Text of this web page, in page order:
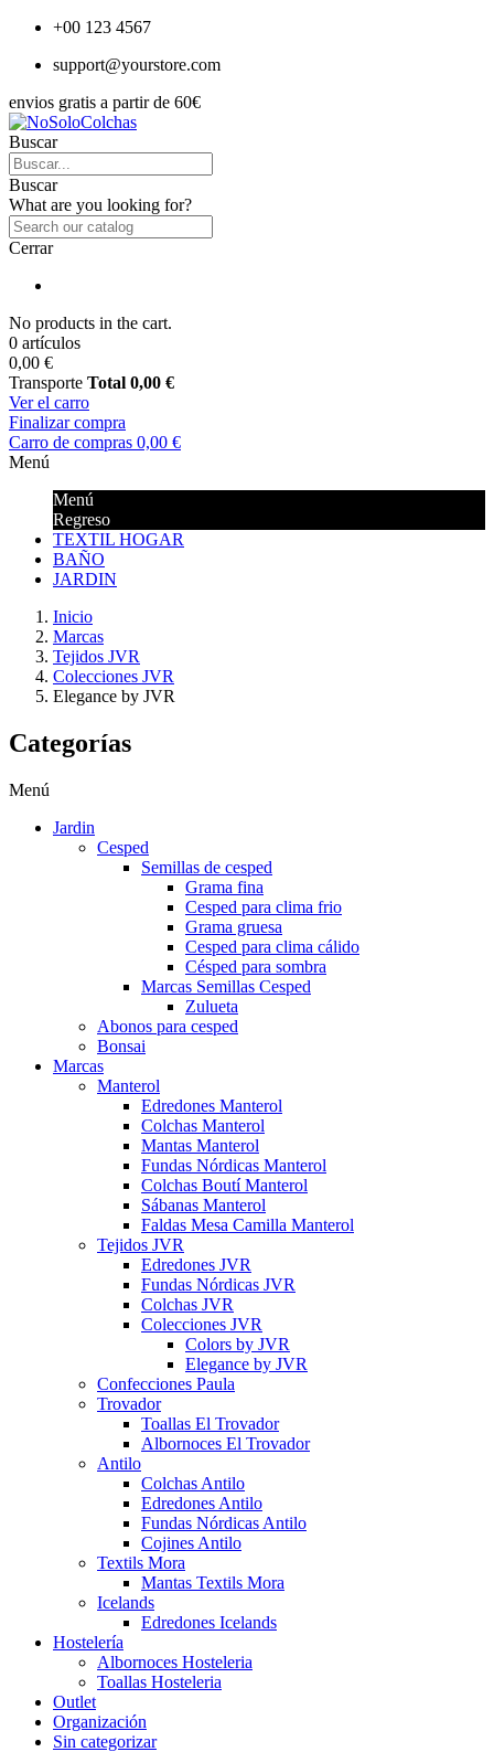
+00 123 4567
support@yourstore.com
envios gratis a partir de 60€
Buscar
Buscar
What are you looking for?
Cerrar
No products in the cart.
0 artículos
0,00 €
Transporte Total 0,00 €
Ver el carro
Finalizar compra
Carro de compras 0,00 €
Menú
Menú
Regreso
TEXTIL HOGAR
BAÑO
JARDIN
Inicio
Marcas
Tejidos JVR
Colecciones JVR
Elegance by JVR
Categorías
Menú
Jardin
Cesped
Semillas de cesped
Grama fina
Cesped para clima frio
Grama gruesa
Cesped para clima cálido
Césped para sombra
Marcas Semillas Cesped
Zulueta
Abonos para cesped
Bonsai
Marcas
Manterol
Edredones Manterol
Colchas Manterol
Mantas Manterol
Fundas Nórdicas Manterol
Colchas Boutí Manterol
Sábanas Manterol
Faldas Mesa Camilla Manterol
Tejidos JVR
Edredones JVR
Fundas Nórdicas JVR
Colchas JVR
Colecciones JVR
Colors by JVR
Elegance by JVR
Confecciones Paula
Trovador
Toallas El Trovador
Albornoces El Trovador
Antilo
Colchas Antilo
Edredones Antilo
Fundas Nórdicas Antilo
Cojines Antilo
Textils Mora
Mantas Textils Mora
Icelands
Edredones Icelands
Hostelería
Albornoces Hosteleria
Toallas Hosteleria
Outlet
Organización
Sin categorizar